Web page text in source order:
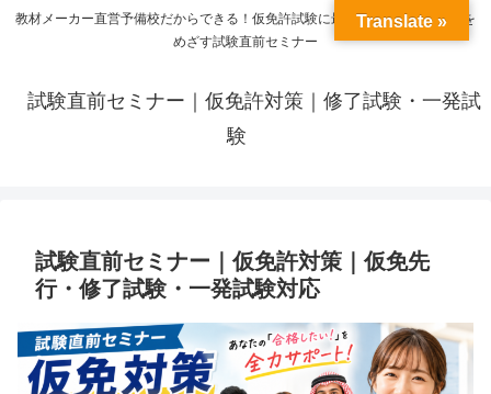
教材メーカー直営予備校だからできる！仮免許試験に最短９０分で当日合格を
めざす試験直前セミナー
試験直前セミナー｜仮免許対策｜修了試験・一発試
験
試験直前セミナー｜仮免許対策｜仮免先
行・修了試験・一発試験対応
Translate »